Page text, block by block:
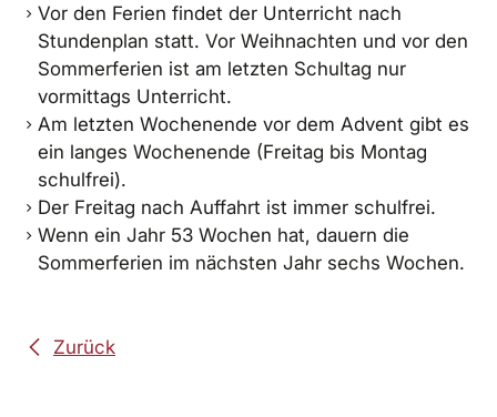
Vor den Ferien findet der Unterricht nach
Stundenplan statt. Vor Weihnachten und vor den
Sommerferien ist am letzten Schultag nur
vormittags Unterricht.
Am letzten Wochenende vor dem Advent gibt es
ein langes Wochenende (Freitag bis Montag
schulfrei).
Der Freitag nach Auffahrt ist immer schulfrei.
Wenn ein Jahr 53 Wochen hat, dauern die
Sommerferien im nächsten Jahr sechs Wochen.
Zurück